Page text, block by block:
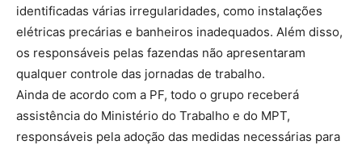
identificadas várias irregularidades, como instalações
elétricas precárias e banheiros inadequados. Além disso,
os responsáveis pelas fazendas não apresentaram
qualquer controle das jornadas de trabalho.
Ainda de acordo com a PF, todo o grupo receberá
assistência do Ministério do Trabalho e do MPT,
responsáveis pela adoção das medidas necessárias para